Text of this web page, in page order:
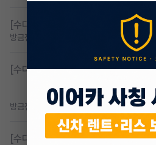
[수다방] 저신용 무심사 or 신차 렌트
방금전
[수다방] K8 하이브리드 (풀옵션)
방금전 조회 391댓글 3
[수다방]
Gv70 승계자분 구합니다 지